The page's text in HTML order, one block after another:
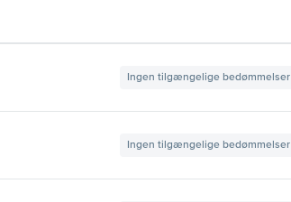
Ingen tilgængelige bedømmelser
Ingen tilgængelige bedømmelser